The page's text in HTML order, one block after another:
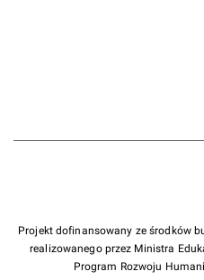
Projekt dofinansowany ze środków
realizowanego przez Ministra
Program Rozwoju